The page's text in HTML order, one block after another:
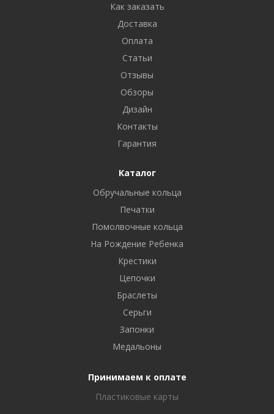
Как заказать
Доставка
Оплата
Статьи
Отзывы
Обзоры
Дизайн
Контакты
Гарантия
Каталог
Обручальные кольца
Печатки
Помолвочные кольца
На Рождение Ребенка
Крестики
Цепочки
Браслеты
Серьги
Запонки
Медальоны
Принимаем к оплате
Пластиковые карты